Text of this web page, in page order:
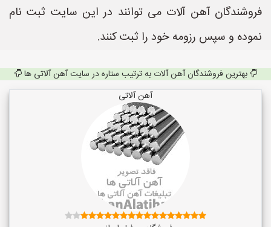
فروشندگان آهن آلات می توانند در این سایت ثبت نام
نموده و سپس رزومه خود را ثبت کنند.
بهترین فروشندگان آهن آلات به ترتیب ستاره در سایت آهن آلاتی ها
آهن آلاتی